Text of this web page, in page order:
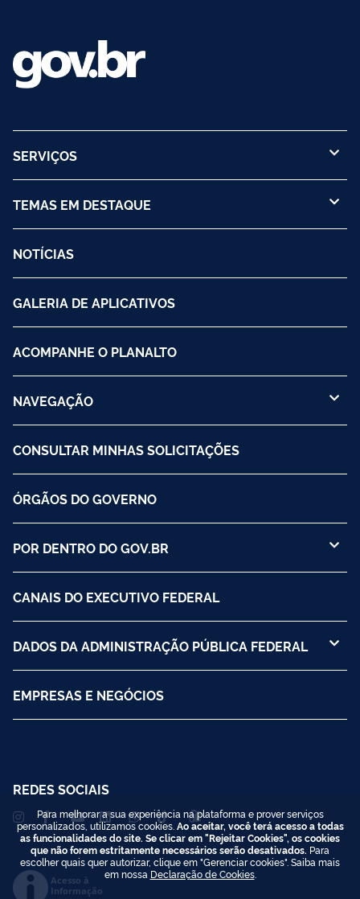
SERVIÇOS
TEMAS EM DESTAQUE
NOTÍCIAS
GALERIA DE APLICATIVOS
ACOMPANHE O PLANALTO
NAVEGAÇÃO
CONSULTAR MINHAS SOLICITAÇÕES
ÓRGÃOS DO GOVERNO
POR DENTRO DO GOV.BR
CANAIS DO EXECUTIVO FEDERAL
DADOS DA ADMINISTRAÇÃO PÚBLICA FEDERAL
EMPRESAS E NEGÓCIOS
REDES SOCIAIS
Acesso à
Informação
Para melhorar a sua experiência na plataforma e prover serviços
personalizados, utilizamos cookies. Ao aceitar, você terá acesso a todas
as funcionalidades do site. Se clicar em "Rejeitar Cookies", os cookies
que não forem estritamente necessários serão desativados. Para
escolher quais quer autorizar, clique em "Gerenciar cookies". Saiba mais
em nossa Declaração de Cookies.